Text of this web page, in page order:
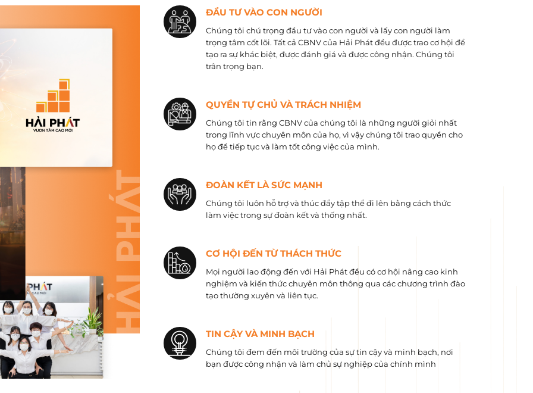
ĐẦU TƯ VÀO CON NGƯỜI
Chúng tôi chú trọng đầu tư vào con người và lấy con người làm
trọng tâm cốt lõi. Tất cả CBNV của Hải Phát đều được trao cơ hội để
tạo ra sự khác biệt, được đánh giá và được công nhận. Chúng tôi
trân trọng bạn.
QUYỀN TỰ CHỦ VÀ TRÁCH NHIỆM
Chúng tôi tin rằng CBNV của chúng tôi là những người giỏi nhất
trong lĩnh vực chuyên môn của họ, vì vậy chúng tôi trao quyền cho
họ để tiếp tục và làm tốt công việc của mình.
ĐOÀN KẾT LÀ SỨC MẠNH
Chúng tôi luôn hỗ trợ và thúc đẩy tập thể đi lên bằng cách thức
làm việc trong sự đoàn kết và thống nhất.
CƠ HỘI ĐẾN TỪ THÁCH THỨC
Mọi người lao động đến với Hải Phát đều có cơ hội nâng cao kinh
nghiệm và kiến ​​thức chuyên môn thông qua các chương trình đào
tạo thường xuyên và liên tục.
TIN CẬY VÀ MINH BẠCH
Chúng tôi đem đến môi trường của sự tin cậy và minh bạch, nơi
bạn được công nhận và làm chủ sự nghiệp của chính mình